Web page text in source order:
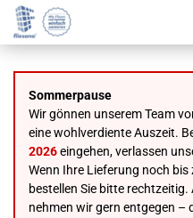
Sommerpause
Wir gönnen unserem Team
eine wohlverdiente Auszeit.
2026eingehen, verlassen
Wenn Ihre Lieferung noch bis
bestellen Sie bitte
nehmen wir gern entgegen –